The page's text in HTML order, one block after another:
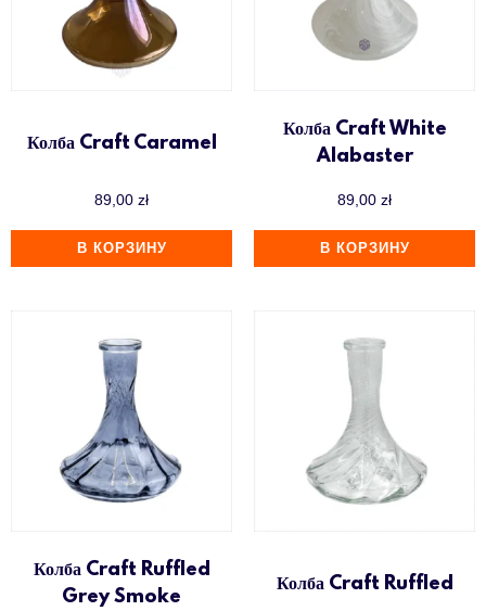
Колба Craft Caramel
89,00 zł
В КОРЗИНУ
Колба Craft White
Alabaster
89,00 zł
В КОРЗИНУ
Колба Craft Ruffled
Grey Smoke
Колба Craft Ruffled